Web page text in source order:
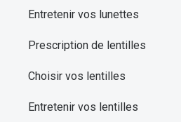
Entretenir vos lunettes
Prescription de lentilles
Choisir vos lentilles
Entretenir vos lentilles